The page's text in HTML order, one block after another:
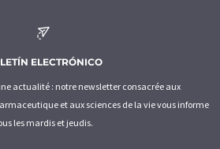
ELECTRÓNICO
actualité : notre newsletter consacrée aux
et aux sciences de la vie vous informe
les mardis et jeudis.